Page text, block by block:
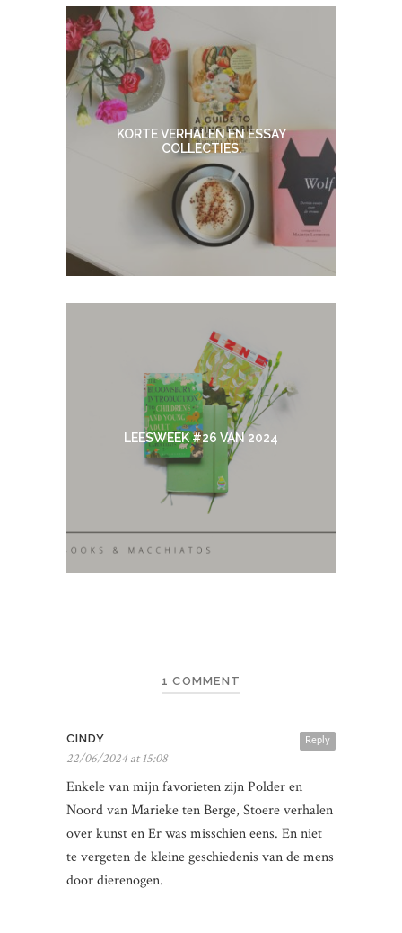
KORTE VERHALEN EN ESSAY
COLLECTIES.
LEESWEEK #26 VAN 2024
1 COMMENT
Reply
CINDY
22/06/2024 at 15:08
Enkele van mijn favorieten zijn Polder en
Noord van Marieke ten Berge, Stoere verhalen
over kunst en Er was misschien eens. En niet
te vergeten de kleine geschiedenis van de mens
door dierenogen.